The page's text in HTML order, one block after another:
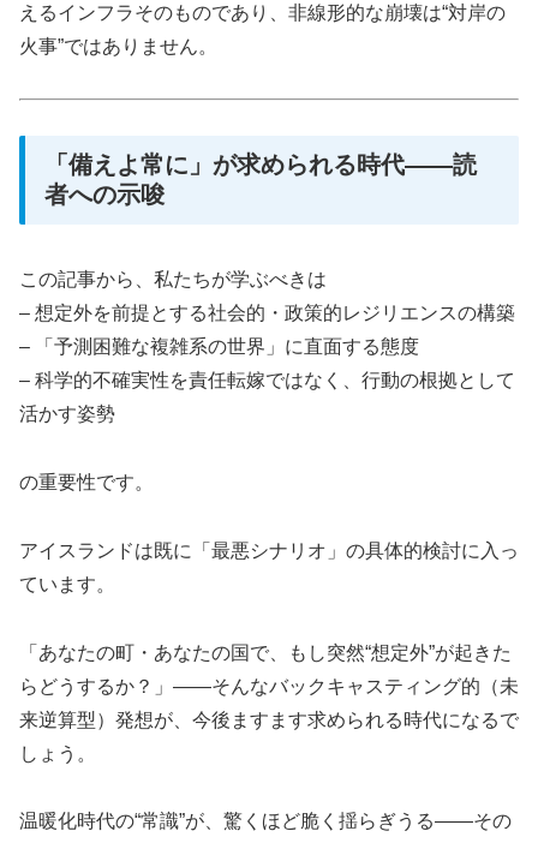
えるインフラそのものであり、非線形的な崩壊は“対岸の
火事”ではありません。
「備えよ常に」が求められる時代――読
者への示唆
この記事から、私たちが学ぶべきは
– 想定外を前提とする社会的・政策的レジリエンスの構築
– 「予測困難な複雑系の世界」に直面する態度
– 科学的不確実性を責任転嫁ではなく、行動の根拠として
活かす姿勢
の重要性です。
アイスランドは既に「最悪シナリオ」の具体的検討に入っ
ています。
「あなたの町・あなたの国で、もし突然“想定外”が起きた
らどうするか？」――そんなバックキャスティング的（未
来逆算型）発想が、今後ますます求められる時代になるで
しょう。
温暖化時代の“常識”が、驚くほど脆く揺らぎうる――その